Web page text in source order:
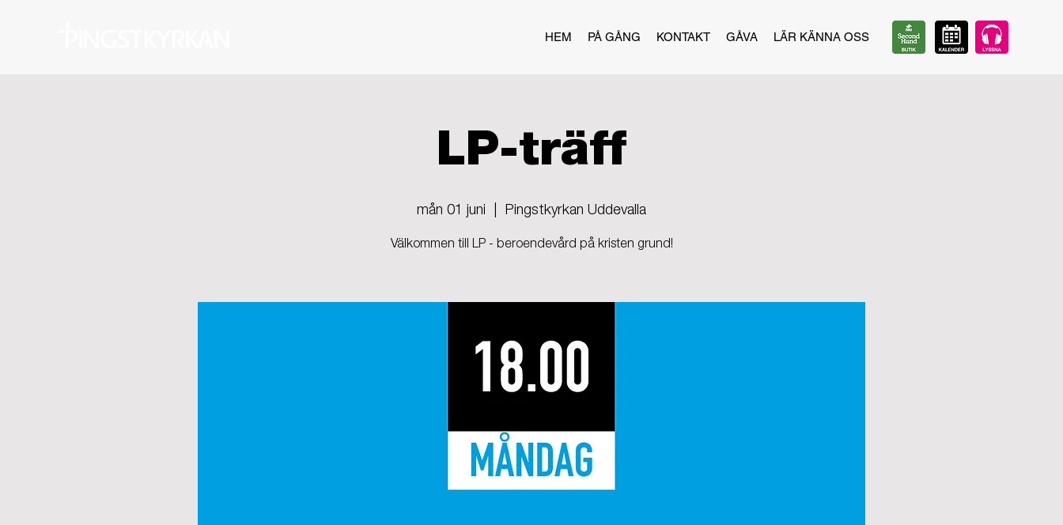
HEM PÅ GÅNG KONTAKT GÅVA LÄR KÄNNA OSS
LP-träff
mån 01 juni Pingstkyrkan Uddevalla
Välkommen till LP - beroendevård på kristen grund!